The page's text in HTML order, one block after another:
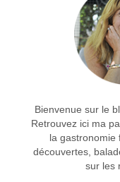
Bienvenue sur le
Retrouvez ici ma
la gastronomie
découvertes,
sur les